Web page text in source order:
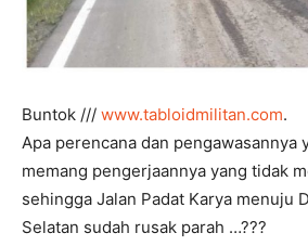
Buntok /// www.tabloidmilitan.com.
Apa perencana dan pengawasannya
memang pengerjaannya yang tidak
sehingga Jalan Padat Karya menuju
Selatan sudah rusak parah …???